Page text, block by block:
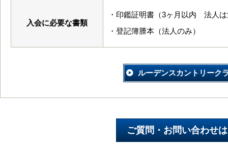
入会に必要な書類
・印鑑証明書（3ヶ月以内 法人
・登記簿謄本（法人のみ）
ルーデンスカントリーク